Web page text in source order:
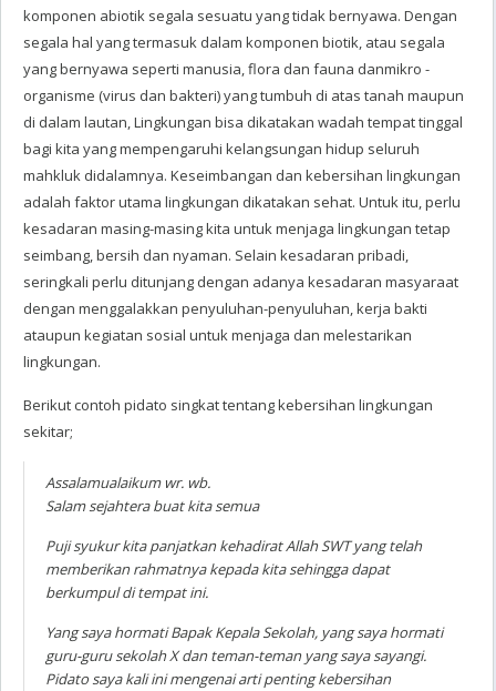
komponen abiotik segala sesuatu yang tidak bernyawa. Dengan
segala hal yang termasuk dalam komponen biotik, atau segala
yang bernyawa seperti manusia, flora dan fauna danmikro -
organisme (virus dan bakteri) yang tumbuh di atas tanah maupun
di dalam lautan, Lingkungan bisa dikatakan wadah tempat tinggal
bagi kita yang mempengaruhi kelangsungan hidup seluruh
mahkluk didalamnya. Keseimbangan dan kebersihan lingkungan
adalah faktor utama lingkungan dikatakan sehat. Untuk itu, perlu
kesadaran masing-masing kita untuk menjaga lingkungan tetap
seimbang, bersih dan nyaman. Selain kesadaran pribadi,
seringkali perlu ditunjang dengan adanya kesadaran masyaraat
dengan menggalakkan penyuluhan-penyuluhan, kerja bakti
ataupun kegiatan sosial untuk menjaga dan melestarikan
lingkungan.
Berikut contoh pidato singkat tentang kebersihan lingkungan
sekitar;
Assalamualaikum wr. wb.
Salam sejahtera buat kita semua
Puji syukur kita panjatkan kehadirat Allah SWT yang telah
memberikan rahmatnya kepada kita sehingga dapat
berkumpul di tempat ini.
Yang saya hormati Bapak Kepala Sekolah, yang saya hormati
guru-guru sekolah X dan teman-teman yang saya sayangi.
Pidato saya kali ini mengenai arti penting kebersihan